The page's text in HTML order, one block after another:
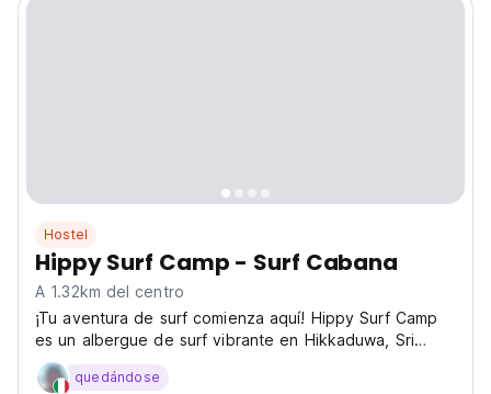
Hostel
Hippy Surf Camp - Surf Cabana
A 1.32km del centro
¡Tu aventura de surf comienza aquí! Hippy Surf Camp
es un albergue de surf vibrante en Hikkaduwa, Sri
Lanka. ¡Monta olas de clase mundial, relájate y
experimenta el ambiente de un campamento de surf!
quedándose